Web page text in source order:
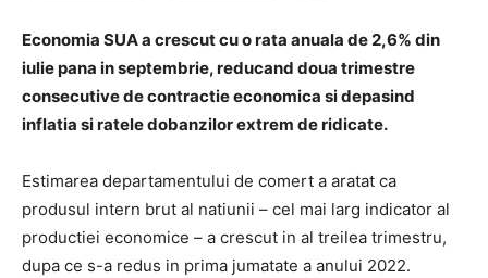
Economia SUA a crescut cu o rata anuala de 2,6% din
iulie pana in septembrie, reducand doua trimestre
consecutive de contractie economica si depasind
inflatia si ratele dobanzilor extrem de ridicate.
Estimarea departamentului de comert a aratat ca
produsul intern brut al natiunii – cel mai larg indicator al
productiei economice – a crescut in al treilea trimestru,
dupa ce s-a redus in prima jumatate a anului 2022.